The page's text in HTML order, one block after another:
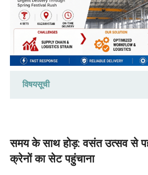
विषयसूची
यह आदेश इतना अत्यावश्यक क्यों था?
समय के साथ होड़: वसंत उत्सव से
क्रेनों का सेट पहुंचाना